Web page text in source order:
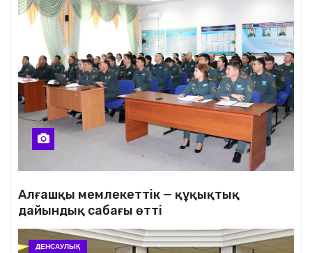
Алғашқы мемлекеттік — құқықтық
дайындық сабағы өтті
ДЕНСАУЛЫҚ